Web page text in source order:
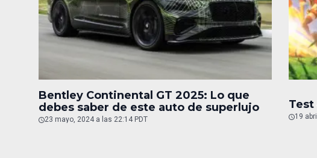
Bentley Continental GT 2025: Lo que
debes saber de este auto de superlujo
23 mayo, 2024 a las 22:14 PDT
Test
19